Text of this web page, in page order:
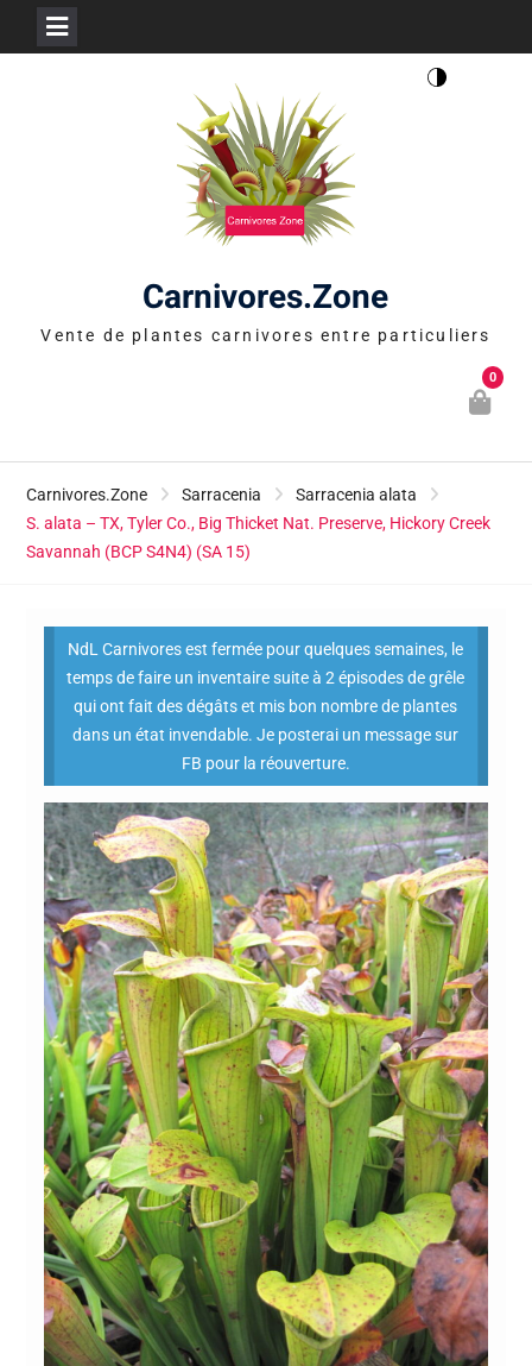
Carnivores.Zone
Vente de plantes carnivores entre particuliers
0
Carnivores.Zone Sarracenia
Sarracenia alata
S. alata – TX, Tyler Co., Big Thicket Nat. Preserve, Hickory Creek
Savannah (BCP S4N4) (SA 15)
NdL Carnivores est fermée pour quelques semaines, le
temps de faire un inventaire suite à 2 épisodes de grêle
qui ont fait des dégâts et mis bon nombre de plantes
dans un état invendable. Je posterai un message sur
FB pour la réouverture.